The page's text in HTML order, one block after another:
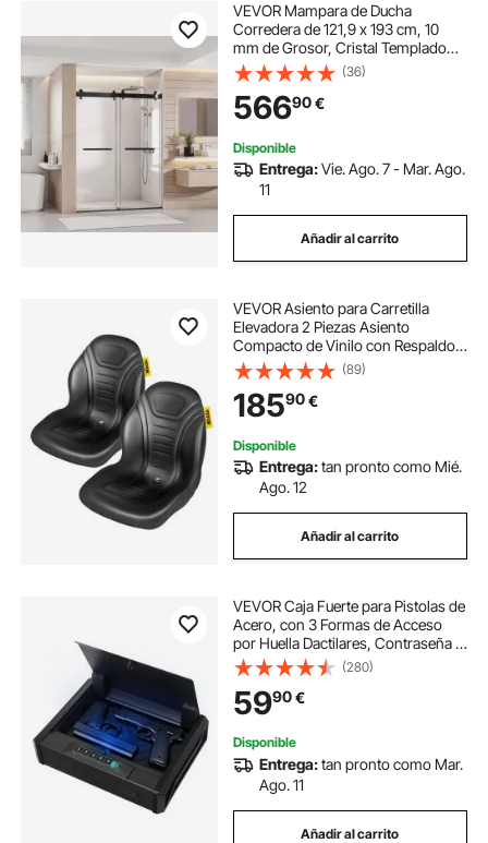
VEVOR Mampara de Ducha
Corredera de 121,9 x 193 cm, 10
mm de Grosor, Cristal Templado
Transparente, Apto para Baño, sin
Marco, con Riel, Burlete y Herrajes,
Diseño Flexible para la Vida
Moderna
(36)
56690€
Disponible
Entrega:Vie. Ago. 7 - Mar. Ago.
11
Añadir al carrito
VEVOR Asiento para Carretilla
Elevadora 2 Piezas Asiento
Compacto de Vinilo con Respaldo
Alto para Tractor con Orificios de
Drenaje Asiento Cómodo para
Cargadora, Excavadora, Cortadora
de Césped
(89)
18590€
Disponible
Entrega:tan pronto como Mié.
Ago. 12
Añadir al carrito
VEVOR Caja Fuerte para Pistolas de
Acero, con 3 Formas de Acceso
por Huella Dactilares, Contraseña y
Llave, Caja Fuerte para Armas con
Iluminación, Capacidad de 2
Pistolas y 2 Cargadores, Negro
(280)
5990€
Disponible
Entrega:tan pronto como Mar.
Ago. 11
Añadir al carrito